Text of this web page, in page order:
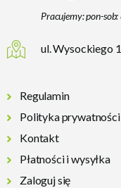
Pracujemy: pon-
ul. Wysockiego
Regulamin
Polityka prywatności
Kontakt
Płatności i wysyłka
Zaloguj się